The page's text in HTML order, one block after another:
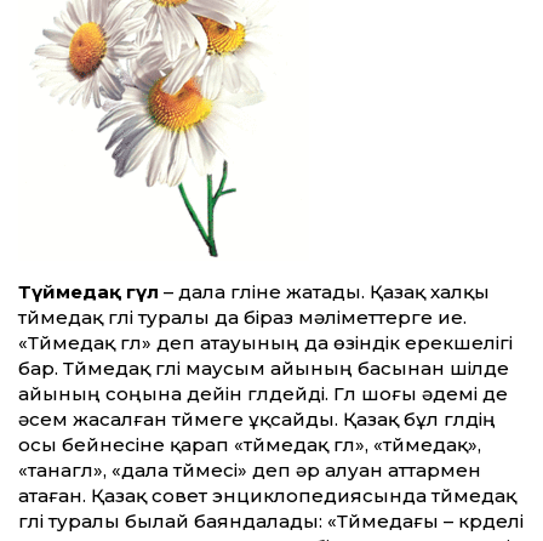
Түймедақ гүл – дала гүліне жатады. Қазақ халқы
түймедақ гүлі туралы да біраз мәліметтерге ие.
«Түймедақ гүл» деп атауының да өзіндік ерекшелігі
бар. Түймедақ гүлі маусым айының басынан шілде
айының соңына дейін гүлдейді. Гүл шоғы әдемі де
әсем жасалған түймеге ұқсайды. Қазақ бұл гүлдің
осы бейнесіне қарап «түймедақ гүл», «түймедақ»,
«танагүл», «дала түймесі» деп әр алуан аттармен
атаған. Қазақ совет энциклопедиясында түймедақ
гүлі туралы былай баяндалады: «Түймедағы – күрделі